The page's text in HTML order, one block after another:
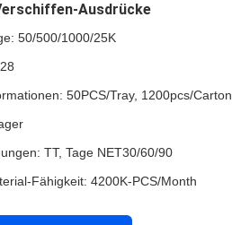
Ausdrücke
50/500/1000/25K
50PCS/Tray, 1200pcs/Carton
TT, Tage NET30/60/90
Fähigkeit: 4200K-PCS/Month